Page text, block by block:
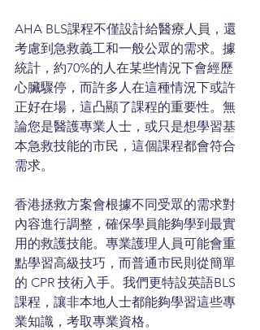
AHA BLS課程不僅設計給醫療人員，還
考慮到急救義工和一般公眾的需求。據
統計，約70%的人在某些情況下會經歷
心臟驟停，而許多人在這種情況下或許
正好在場，這凸顯了課程的重要性。無
論您是醫護專業人士，或只是想學習基
本急救技能的市民，這個課程都會符合
需求。
香港拯救方案會根據不同受眾的需求對
內容進行調整，確保學員能夠學到最實
用的救護技能。專業護理人員可能會重
點學習高級技巧，而普通市民則從簡單
的 CPR 技術入手。我們更特設英語BLS
課程，讓非本地人士都能夠學習這些專
業知識，考取專業資格。